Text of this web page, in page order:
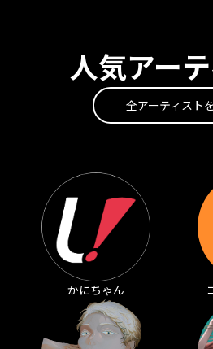
人気アー
全アーティスト
かにちゃん